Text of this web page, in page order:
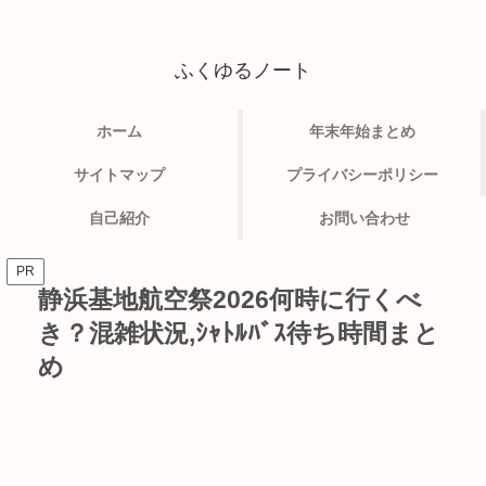
ふくゆるノート
ホーム 年末年始まとめ
サイトマップ プライバシーポリシー
自己紹介 お問い合わせ
PR
静浜基地航空祭2026何時に行くべ
き？混雑状況,ｼｬﾄﾙﾊﾞｽ待ち時間まと
め